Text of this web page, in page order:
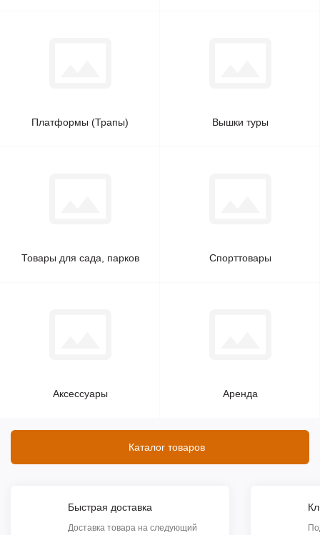
Платформы (Трапы) Вышки туры
Товары для сада, парков Спорттовары
Аксессуары Аренда
Каталог товаров
Быстрая доставка
Доставка товара на следующий